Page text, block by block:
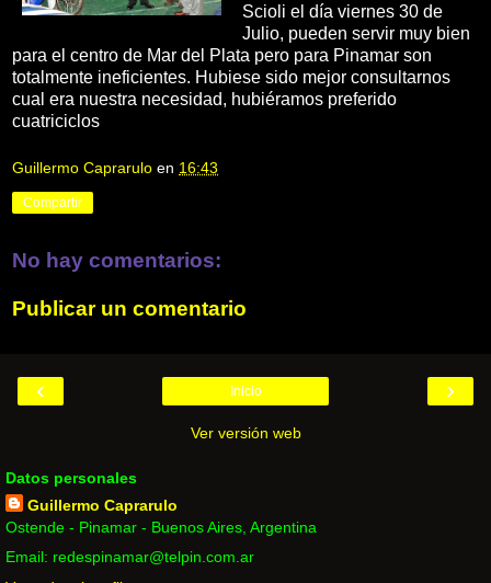
Scioli el día viernes 30 de
Julio, pueden servir muy bien
para el centro de Mar del Plata pero para Pinamar son
totalmente ineficientes. Hubiese sido mejor consultarnos
cual era nuestra necesidad, hubiéramos preferido
cuatriciclos
Guillermo Caprarulo en 16:43
Compartir
No hay comentarios:
Publicar un comentario
‹ ›
Inicio
Ver versión web
Datos personales
Guillermo Caprarulo
Ostende - Pinamar - Buenos Aires, Argentina
Email: redespinamar@telpin.com.ar